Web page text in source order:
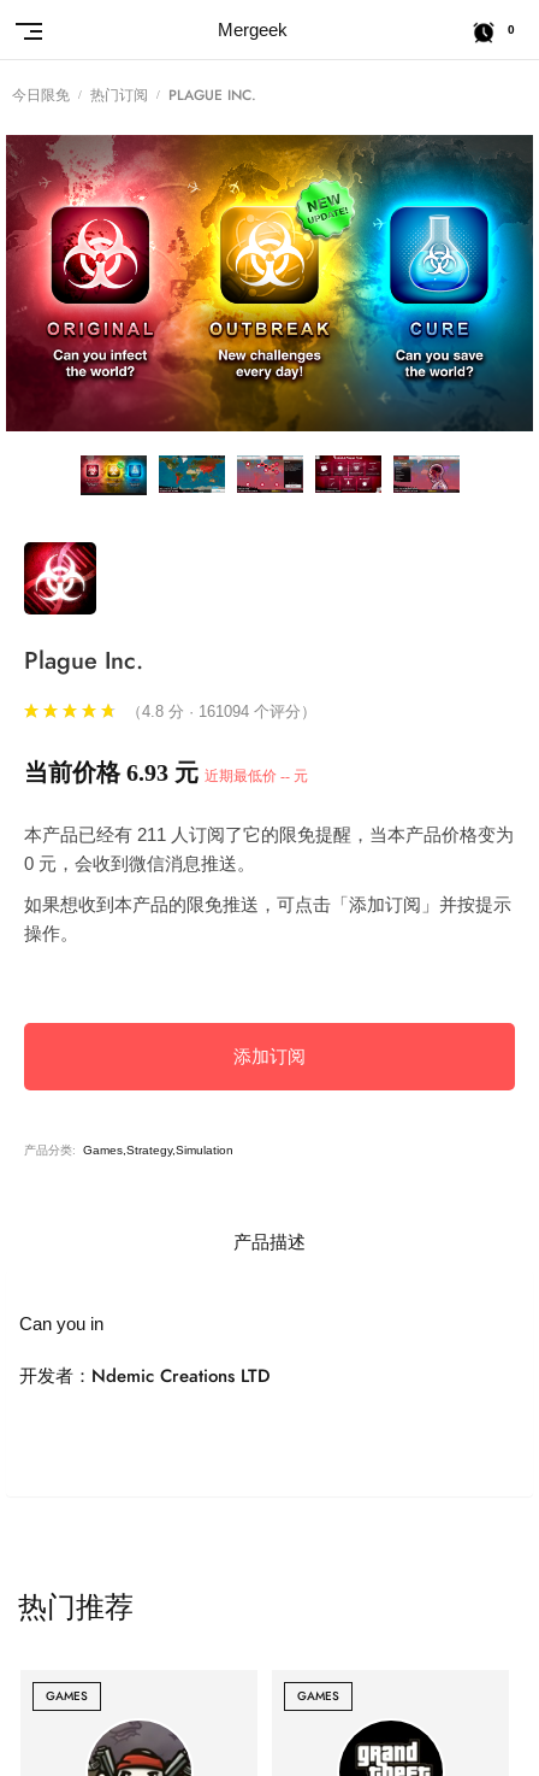
Mergeek 0
今日限免 热门订阅 PLAGUE INC.
Plague Inc.
（4.8 分 · 161094 个评分）
当前价格 6.93 元 近期最低价 -- 元
本产品已经有 211 人订阅了它的限免提醒，当本产品价格变为
0 元，会收到微信消息推送。
如果想收到本产品的限免推送，可点击「添加订阅」并按提示
操作。
添加订阅
产品分类: Games,Strategy,Simulation
产品描述
Can you in
开发者：Ndemic Creations LTD
热门推荐
GAMES GAMES